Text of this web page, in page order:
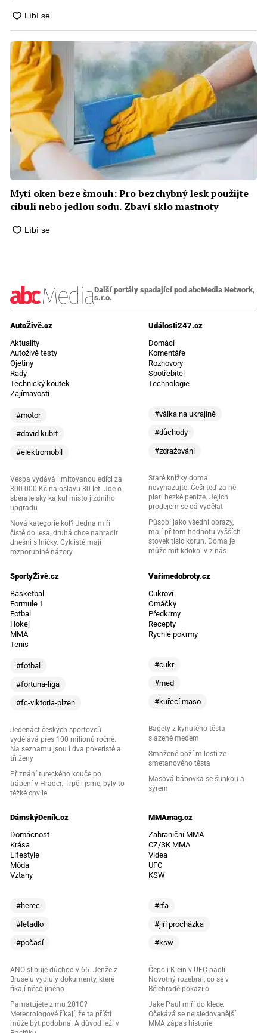
Mytí oken beze šmouh: Pro bezchybný lesk použijte
cibuli nebo jedlou sodu. Zbaví sklo mastnoty
Další portály spadající pod abcMedia Network,
s.r.o.
AutoŽivě.cz
Aktuality
Autoživě testy
Ojetiny
Rady
Technický koutek
Zajímavosti
#motor
#david kubrt
#elektromobil
Vespa vydává limitovanou edici za
300 000 Kč na oslavu 80 let. Jde o
sběratelský kalkul místo jízdního
upgradu
Nová kategorie kol? Jedna míří
čistě do lesa, druhá chce nahradit
dnešní silničky. Cyklisté mají
rozporuplné názory
Události247.cz
Domácí
Komentáře
Rozhovory
Spotřebitel
Technologie
#válka na ukrajině
#důchody
#zdražování
Staré knížky doma
nevyhazujte. Češi teď za ně
platí hezké peníze. Jejich
prodejem se dá vydělat
Působí jako všední obrazy,
mají přitom hodnotu vyšších
stovek tisíc korun. Doma je
může mít kdokoliv z nás
SportyŽivě.cz
Basketbal
Formule 1
Fotbal
Hokej
MMA
Tenis
#fotbal
#fortuna-liga
#fc-viktoria-plzen
Jedenáct českých sportovců
vydělává přes 100 milionů ročně.
Na seznamu jsou i dva pokeristé a
tři ženy
Přiznání tureckého kouče po
trápení v Hradci. Trpěli jsme, byly to
těžké chvíle
Vařímedobroty.cz
Cukroví
Omáčky
Předkrmy
Recepty
Rychlé pokrmy
#cukr
#med
#kuřecí maso
Bagety z kynutého těsta
slazené medem
Smažené boží milosti ze
smetanového těsta
Masová bábovka se šunkou a
sýrem
DámskýDeník.cz
Domácnost
Krása
Lifestyle
Móda
Vztahy
#herec
#letadlo
#počasí
ANO slibuje důchod v 65. Jenže z
Bruselu vypluly dokumenty, které
říkají něco jiného
Pamatujete zimu 2010?
Meteorologové říkají, že ta příští
může být podobná. A důvod leží v
MMAmag.cz
Zahraniční MMA
CZ/SK MMA
Videa
UFC
KSW
#rfa
#jiří procházka
#ksw
Čepo i Klein v UFC padli.
Novotný rozebral, co se v
Bělehradě pokazilo
Jake Paul míří do klece.
Očekává se nejsledovanější
MMA zápas historie